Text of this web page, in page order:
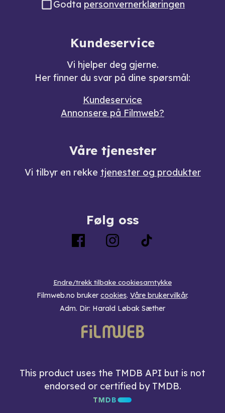
Godta personvernerklæringen
Kundeservice
Vi hjelper deg gjerne.
Her finner du svar på dine spørsmål:
Kundeservice
Annonsere på Filmweb?
Våre tjenester
Vi tilbyr en rekke tjenester og produkter
Følg oss
Endre/trekk tilbake cookiesamtykke
Filmweb.no bruker cookies. Våre brukervilkår.
Adm. Dir: Harald Løbak Sæther
This product uses the TMDB API but is not
endorsed or certified by TMDB.